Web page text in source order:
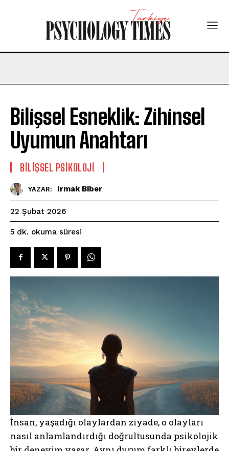
Bilişsel Esneklik: Zihinsel
Uyumun Anahtarı
BILIŞSEL PSIKOLOJI
YAZAR: Irmak Biber
22 Şubat 2026
5 dk. okuma süresi
İnsan, yaşadığı olaylardan ziyade, o olayları
nasıl anlamlandırdığı doğrultusunda psikolojik